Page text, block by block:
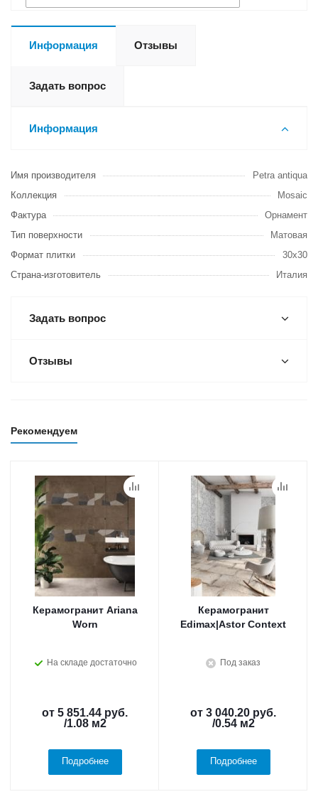
Информация Отзывы
Задать вопрос
Информация
Имя производителя
Petra antiqua
Коллекция
Mosaic
Фактура
Орнамент
Тип поверхности
Матовая
Формат плитки
30х30
Страна-изготовитель
Италия
Задать вопрос
Отзывы
Рекомендуем
Керамогранит Ariana
Worn
На складе достаточно
от 5 851.44 руб.
/1.08 м2
Подробнее
Керамогранит
Edimax|Astor Context
Под заказ
от 3 040.20 руб.
/0.54 м2
Подробнее